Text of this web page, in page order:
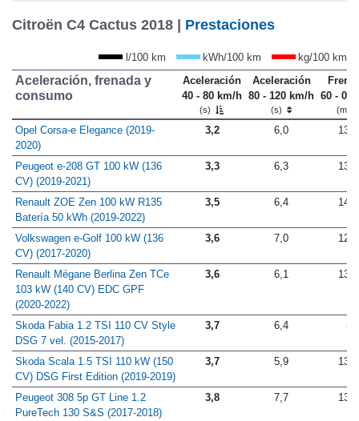
Citroën C4 Cactus 2018 | Prestaciones
l/100 km kWh/100 km kg/100 km
Aceleración, frenada y
consumo
Aceleración
40 - 80 km/h
(s)
Aceleración
80 - 120 km/h
(s)
60 - 0
(m)
Opel Corsa-e Elegance (2019-
2020)
3,2 6,0 13,3
Peugeot e-208 GT 100 kW (136
CV) (2019-2021)
3,3 6,3 13,5
Renault ZOE Zen 100 kW R135
Batería 50 kWh (2019-2022)
3,5 6,4 14,0
Volkswagen e-Golf 100 kW (136
CV) (2017-2020)
3,6 7,0 12,8
Renault Mégane Berlina Zen TCe
103 kW (140 CV) EDC GPF
(2020-2022)
3,6 6,1 13,5
Skoda Fabia 1.2 TSI 110 CV Style
DSG 7 vel. (2015-2017)
3,7 6,4 -
Skoda Scala 1.5 TSI 110 kW (150
CV) DSG First Edition (2019-2019)
3,7 5,9 13,4
Peugeot 308 5p GT Line 1.2
PureTech 130 S&S (2017-2018)
3,8 7,7 13,4